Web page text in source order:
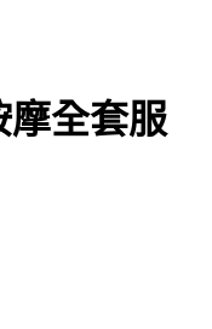
摩全套服